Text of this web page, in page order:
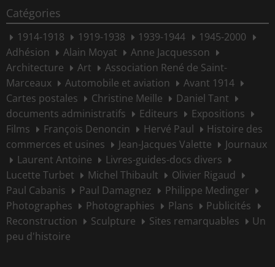
Catégories
1914-1918 1919-1938 1939-1944
1945-2000
Adhésion
Alain Moyat
Anne Jacquesson
Architecture
Art
Association René de Saint-
Marceaux
Automobile et aviation
Avant 1914
Cartes postales
Christine Meille
Daniel Tant
documents administratifs
Editeurs
Expositions
Films
François Denoncin Hervé Paul
Histoire des
commerces et usines
Jean-Jacques Valette
Journaux
Laurent Antoine
Livres-guides-docs divers
Lucette Turbet
Michel Thibault
Olivier Rigaud
Paul Cabanis
Paul Damagnez
Philippe Medinger
Photographes
Photographies Plans
Publicités
Reconstruction
Sculpture Sites remarquables
Un
peu d'histoire